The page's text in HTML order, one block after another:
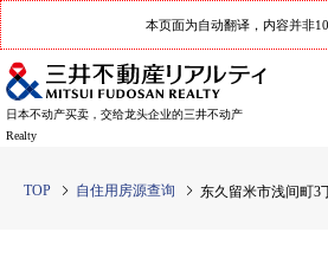
本页面为自动翻译，内容并非
日本不动产买卖，交给龙头企业的三井不动产
Realty
TOP 自住用房源查询 东久留米市浅间町3